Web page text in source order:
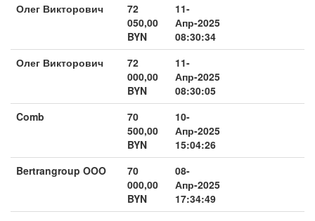
Олег Викторович
72
050,00
BYN
11-
Апр-2025
08:30:34
Олег Викторович
72
000,00
BYN
11-
Апр-2025
08:30:05
Comb
70
500,00
BYN
10-
Апр-2025
15:04:26
Bertrangroup OOO
70
000,00
BYN
08-
Апр-2025
17:34:49